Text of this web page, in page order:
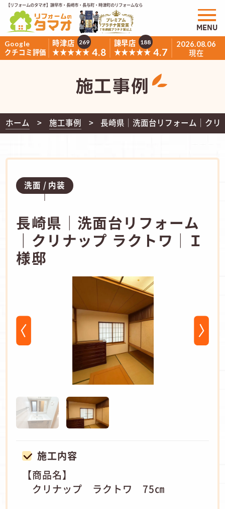
【リフォームのタマオ】諫早市・長崎市・長与町・時津町のリフォームなら
Google
クチコミ評価
時津店
★★★★★ 4.8
269
諫早店
★★★★★ 4.7
188 2026.08.06
現在
MENU
施工事例
ホーム 施工事例 長崎県│洗面台リフォーム｜ク
洗面 内装
長崎県│洗面台リフォーム
｜クリナップ ラクトワ│Ｉ
様邸
施工内容
【商品名】
クリナップ ラクトワ 75㎝